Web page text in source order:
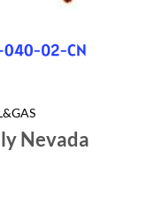
Nevada